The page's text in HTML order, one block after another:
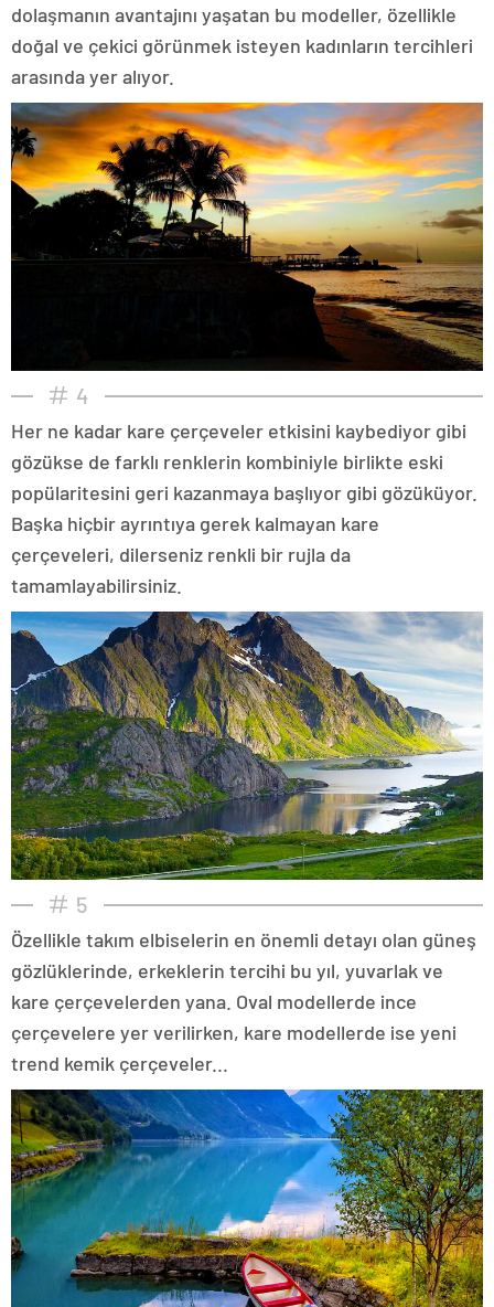
dolaşmanın avantajını yaşatan bu modeller, özellikle
doğal ve çekici görünmek isteyen kadınların tercihleri
arasında yer alıyor.
4
Her ne kadar kare çerçeveler etkisini kaybediyor gibi
gözükse de farklı renklerin kombiniyle birlikte eski
popülaritesini geri kazanmaya başlıyor gibi gözüküyor.
Başka hiçbir ayrıntıya gerek kalmayan kare
çerçeveleri, dilerseniz renkli bir rujla da
tamamlayabilirsiniz.
5
Özellikle takım elbiselerin en önemli detayı olan güneş
gözlüklerinde, erkeklerin tercihi bu yıl, yuvarlak ve
kare çerçevelerden yana. Oval modellerde ince
çerçevelere yer verilirken, kare modellerde ise yeni
trend kemik çerçeveler...